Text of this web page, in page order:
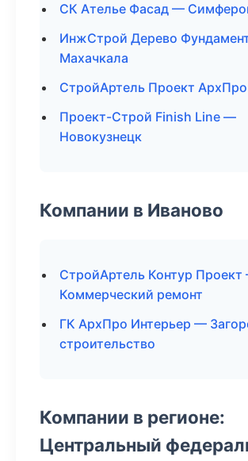
СК Ателье Фасад —
ИнжСтрой Дерево
Махачкала
СтройАртель Проект
Проект-Строй Finish Line —
Новокузнецк
Компании в Иваново
СтройАртель Контур
Коммерческий ремонт
ГК АрхПро Интерьер —
строительство
Компании в регионе:
Центральный